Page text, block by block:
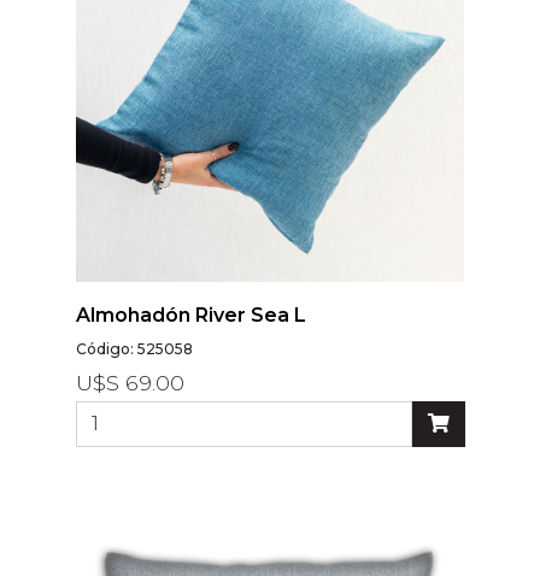
Almohadón River Sea L
Código: 525058
U$S 69.00